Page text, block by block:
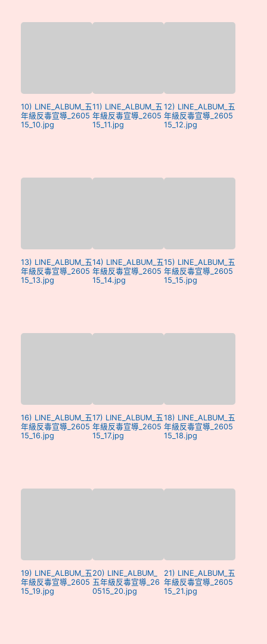
10) LINE_ALBUM_五
年級反毒宣導_2605
15_10.jpg
11) LINE_ALBUM_五
年級反毒宣導_2605
15_11.jpg
12) LINE_ALBUM_五
年級反毒宣導_2605
15_12.jpg
13) LINE_ALBUM_五
年級反毒宣導_2605
15_13.jpg
14) LINE_ALBUM_五
年級反毒宣導_2605
15_14.jpg
15) LINE_ALBUM_五
年級反毒宣導_2605
15_15.jpg
16) LINE_ALBUM_五
年級反毒宣導_2605
15_16.jpg
17) LINE_ALBUM_五
年級反毒宣導_2605
15_17.jpg
18) LINE_ALBUM_五
年級反毒宣導_2605
15_18.jpg
19) LINE_ALBUM_五
年級反毒宣導_2605
15_19.jpg
20) LINE_ALBUM_
五年級反毒宣導_26
0515_20.jpg
21) LINE_ALBUM_五
年級反毒宣導_2605
15_21.jpg